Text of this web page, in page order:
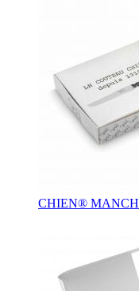
CHIEN®